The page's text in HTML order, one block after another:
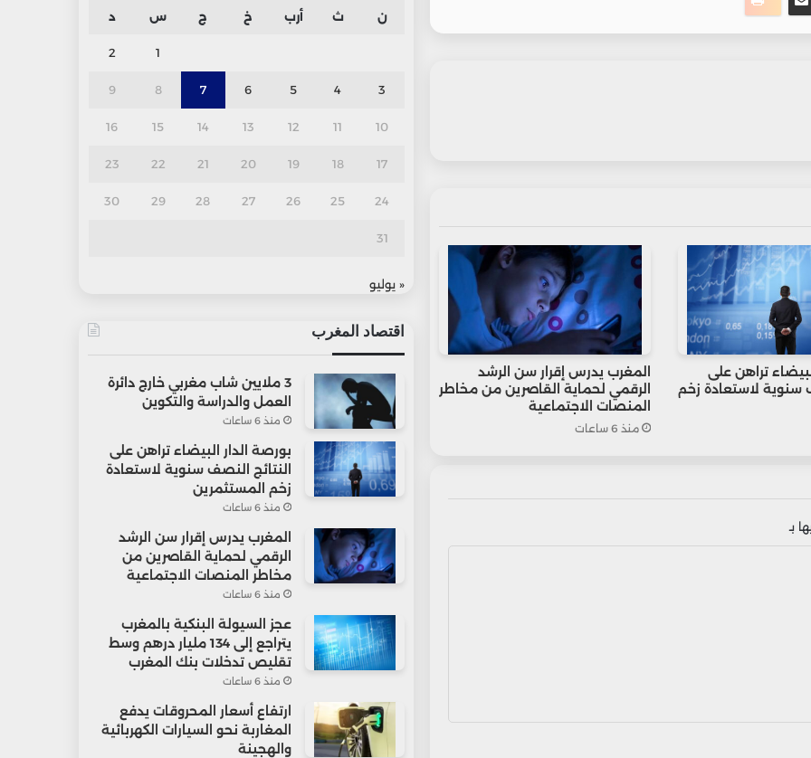
تراهن على
سنوية لاستعادة زخم
المغرب يدرس إقرار سن الرشد
الرقمي لحماية القاصرين من مخاطر
المنصات الاجتماعية
منذ 6 ساعات
بـ
ن ث أرب خ ج س د
1
2
3
4
5
6
7
8
9
10
11
12
13
14
15
16
17
18
19
20
21
22
23
24
25
26
27
28
29
30
31
« يوليو
اقتصاد المغرب
3 ملايين شاب مغربي خارج دائرة
العمل والدراسة والتكوين
منذ 6 ساعات
بورصة الدار البيضاء تراهن على
النتائج النصف سنوية لاستعادة
زخم المستثمرين
منذ 6 ساعات
المغرب يدرس إقرار سن الرشد
الرقمي لحماية القاصرين من
مخاطر المنصات الاجتماعية
منذ 6 ساعات
عجز السيولة البنكية بالمغرب
يتراجع إلى 134 مليار درهم وسط
تقليص تدخلات بنك المغرب
منذ 6 ساعات
ارتفاع أسعار المحروقات يدفع
المغاربة نحو السيارات الكهربائية
والهجينة